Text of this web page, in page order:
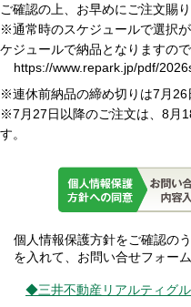
ご確認の上、お早めにご注文賜
※通常時のスケジュールで選択
ケジュールで納品となりますので
https://www.repark.jp/pdf/
※連休前納品の締め切りは7月26
※7月27日以降のご注文は、8月
す。
個人情報保護方針をご確認の
を入れて、お問い合せフォー
◆三井不動産リアルティグ